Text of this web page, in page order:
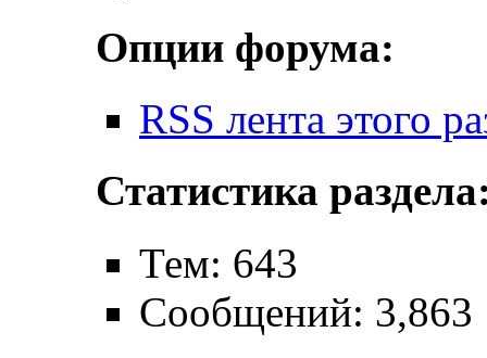
Опции форума:
RSS лента этого
Статистика
Тем: 643
Сообщений: 3,863